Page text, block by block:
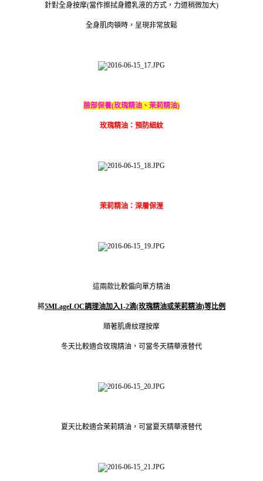
針對全身按摩(當作擦拭身體乳液的方式，力道稍微加大)
全身肌肉頓時，呈現非常放鬆
臉部保養(玫瑰精油、茉莉精油)
玫瑰精油：預防細紋
茉莉精油：深層保溼
這兩款比較偏向單方精油
將5MLageLOC調理油加入1-2滴(玫瑰精油或茉莉精油)等比例
順著肌膚紋理按摩
冬天比較適合玫瑰精油，可當冬天精華液替代
夏天比較適合茉莉精油，可當夏天精華液替代